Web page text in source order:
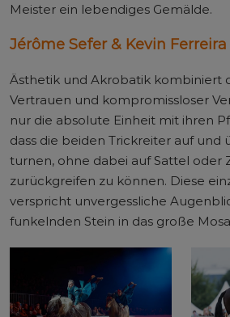
Meister ein lebendiges Gemälde.
Jérôme Sefer & Kevin Ferreira
Ästhetik und Akrobatik kombiniert
Vertrauen und kompromissloser
nur die absolute Einheit mit ihren
dass die beiden Trickreiter auf und
turnen, ohne dabei auf Sattel oder
zurückgreifen zu können. Diese
verspricht unvergessliche
funkelnden Stein in das große